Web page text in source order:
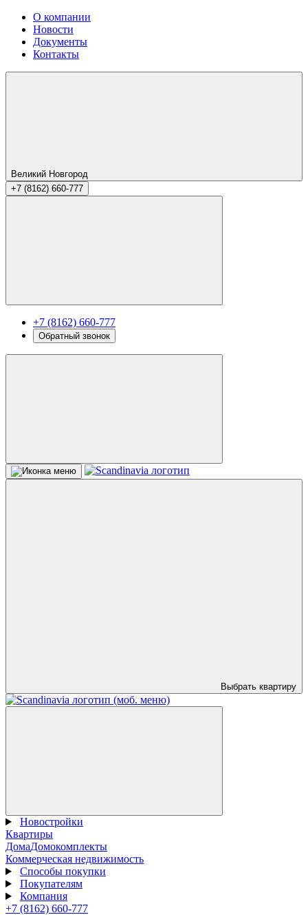
О компании
Новости
Документы
Контакты
Великий Новгород
+7 (8162) 660-777
+7 (8162) 660-777
Обратный звонок
Выбрать квартиру
Новостройки
Квартиры
ДомаДомокомплекты
Коммерческая недвижимость
Способы покупки
Покупателям
Компания
+7 (8162) 660-777